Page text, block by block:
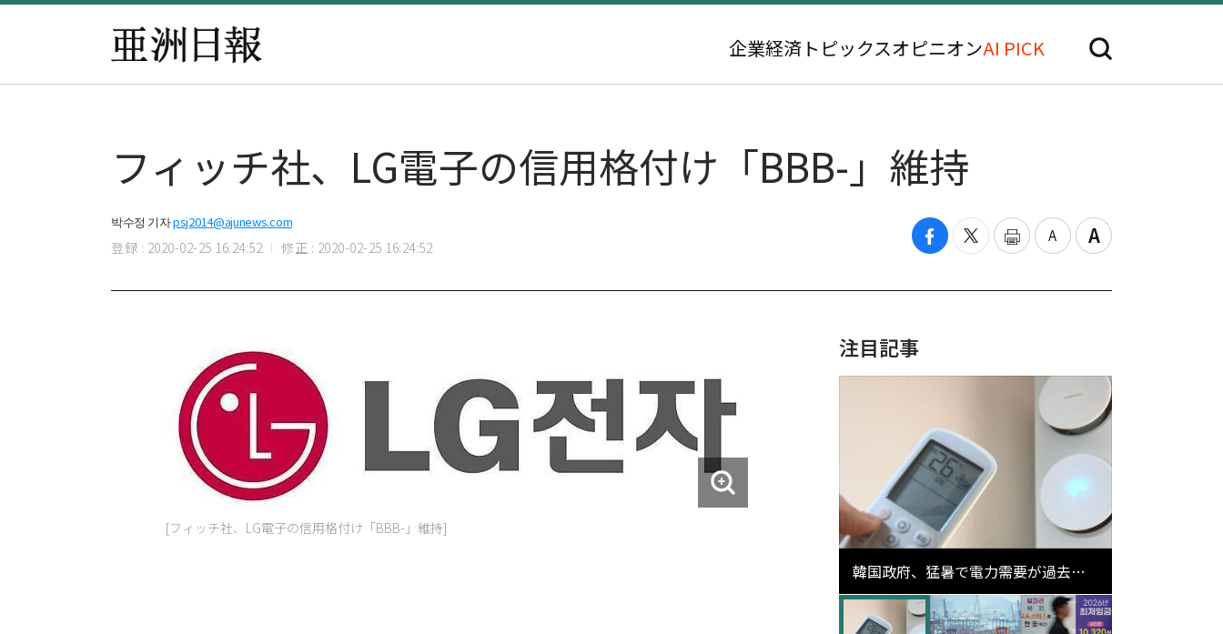
企業経済 トピックスオピニオンAI PICK
フィッチ社、LG電子の信用格付け「BBB-」維持
박수정 기자psj2014@ajunews.com
登録 : 2020-02-25 16:24:52 修正 : 2020-02-25 16:24:52
[フィッチ社、LG電子の信用格付け「BBB-」維持]
注目記事
韓国政府、猛暑で電力需要が過去最
高更新の可能性に需給対応体制を点